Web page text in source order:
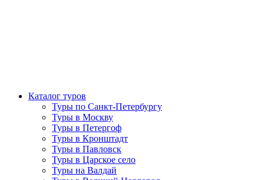
Каталог туров
Туры по Санкт-Петербургу
Туры в Москву
Туры в Петергоф
Туры в Кронштадт
Туры в Павловск
Туры в Царское село
Туры на Валдай